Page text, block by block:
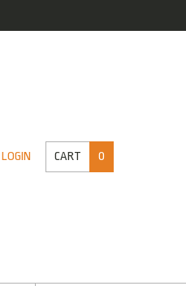
LOGIN CART 0